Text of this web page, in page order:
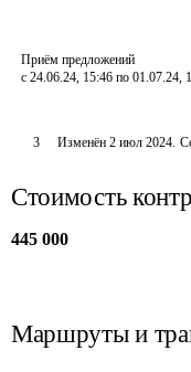
Приём предложений
с 24.06.24, 15:46 по 01.07.24,
3 Изменён 2 июл 2024.
Стоимость
445 000
Маршруты и